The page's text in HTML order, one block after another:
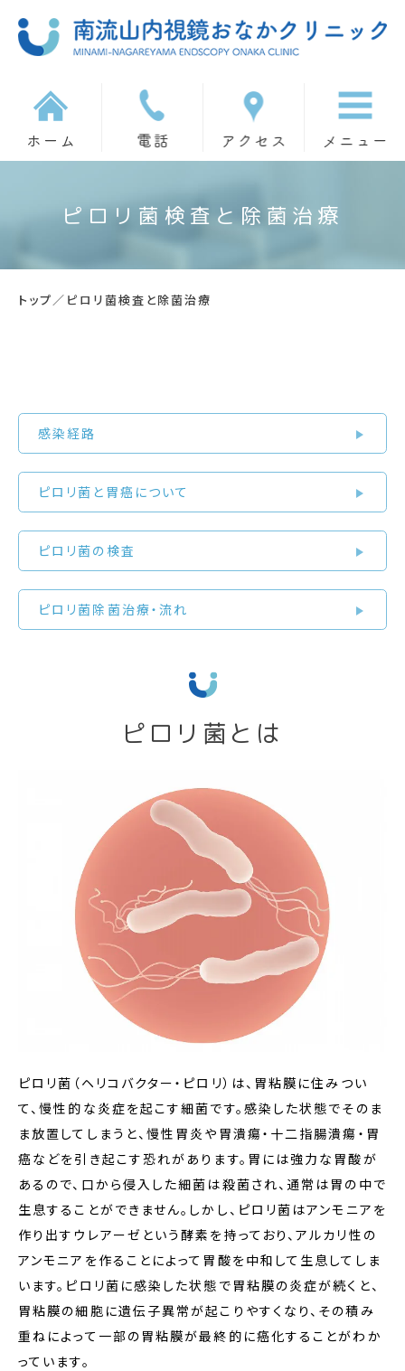
ピロリ菌検査と除菌治療
トップ／ ピロリ菌検査と除菌治療
感染経路
ピロリ菌と胃癌について
ピロリ菌の検査
ピロリ菌除菌治療・流れ
ピロリ菌とは
ピロリ菌（ヘリコバクター・ピロリ）は、胃粘膜に住みつい
て、慢性的な炎症を起こす細菌です。感染した状態でそのま
ま放置してしまうと、慢性胃炎や胃潰瘍・十二指腸潰瘍・胃
癌などを引き起こす恐れがあります。胃には強力な胃酸が
あるので、口から侵入した細菌は殺菌され、通常は胃の中で
生息することができません。しかし、ピロリ菌はアンモニアを
作り出すウレアーゼという酵素を持っており、アルカリ性の
アンモニアを作ることによって胃酸を中和して生息してしま
います。ピロリ菌に感染した状態で胃粘膜の炎症が続くと、
胃粘膜の細胞に遺伝子異常が起こりやすくなり、その積み
重ねによって一部の胃粘膜が最終的に癌化することがわか
っています。